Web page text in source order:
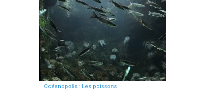
Océanopolis : Les poissons